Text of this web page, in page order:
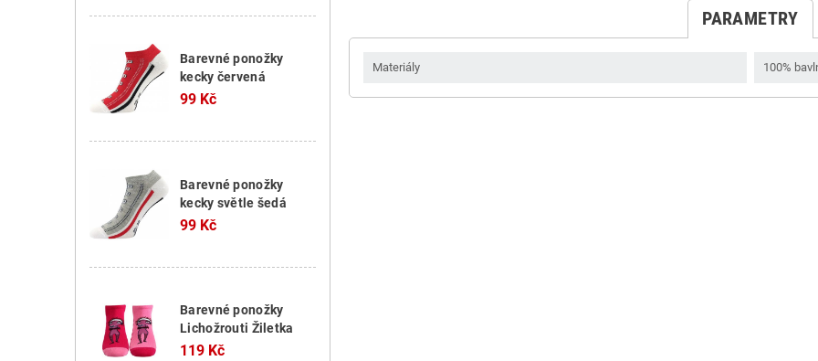
Barevné ponožky
kecky červená
99 Kč
Barevné ponožky
kecky světle šedá
99 Kč
Barevné ponožky
Lichožrouti Žiletka
119 Kč
PARAMETRY
Materiály 100%